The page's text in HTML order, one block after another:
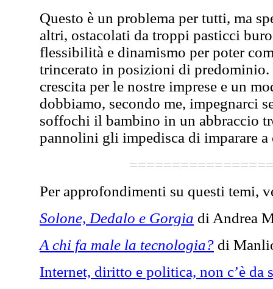
Questo è un problema per tutti, ma
altri, ostacolati da troppi pasticci
flessibilità e dinamismo per poter
trincerato in posizioni di
crescita per le nostre imprese e un
dobbiamo, secondo me, impegnarci
soffochi il bambino in un abbraccio
pannolini gli impedisca di imparare a
Per approfondimenti su questi temi,
Solone, Dedalo e Gorgia di Andrea
A chi fa male la tecnologia? di
Internet, diritto e politica, non c’è da